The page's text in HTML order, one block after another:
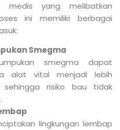
medis yang melibatkan
ini memiliki berbagai
Smegma
smegma dapat
alat vital menjadi lebih
sehingga risiko bau tidak
lingkungan lembap